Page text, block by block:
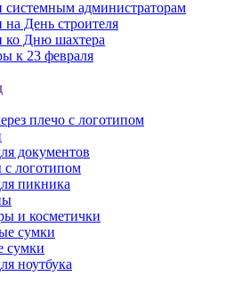
системным администраторам
День строителя
ко Дню шахтера
к 23 февраля
плечо с логотипом
документов
логотипом
пикника
и косметички
сумки
сумки
ноутбука